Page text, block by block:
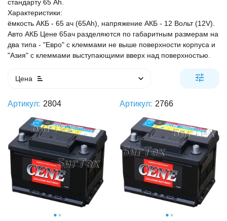
стандарту 65 Ah.
Характеристики:
ёмкость АКБ - 65 ач (65Ah), напряжение АКБ - 12 Вольт (12V).
Авто АКБ Цене 65ач разделяются по габаритным размерам на
два типа - "Евро" с клеммами не выше поверхности корпуса и
"Азия" с клеммами выступающими вверх над поверхностью.
Цена
Артикул: 2804 Артикул: 2766